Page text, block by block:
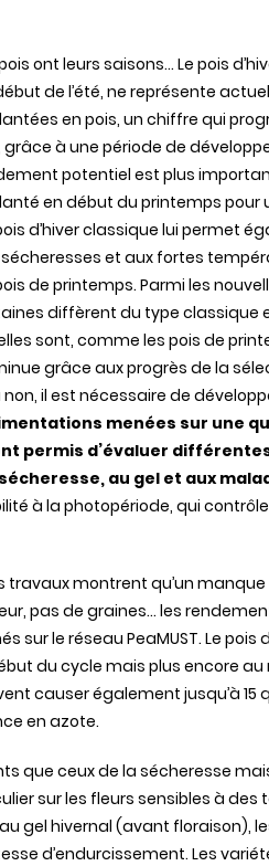
ont leurs saisons… Le pois
de l’été, ne représente
en pois, un chiffre qui
grâce à une période de
potentiel est plus
en début du printemps pour
d’hiver classique lui permet
et aux fortes
de printemps. Parmi les
diffèrent du type classique
sont, comme les pois de
grâce aux progrès de la
il est nécessaire de
menées sur une
permis d’évaluer
au gel et aux
à la photopériode, qui
travaux montrent qu’un
pas de graines… les
sur le réseau PeaMUST. Le
du cycle mais plus encore
causer également jusqu’à 15
en azote.
que ceux de la sécheresse
sur les fleurs sensibles à
gel hivernal (avant floraison),
d’endurcissement. Les